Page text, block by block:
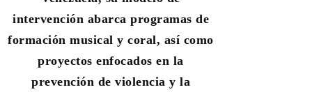
intervención abarca programas de
formación musical y coral, así como
proyectos enfocados en la
prevención de violencia y la